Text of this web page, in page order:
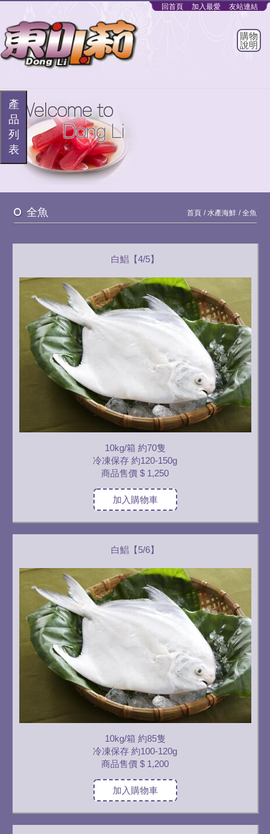
購物
說明
回首頁 加入最愛 友站連結
產
品
列
表
全魚 首頁 水產海鮮 全魚
白鯧【4/5】
10kg/箱 約70隻
冷凍保存 約120-150g
商品售價 $ 1,250
加入購物車
白鯧【5/6】
10kg/箱 約85隻
冷凍保存 約100-120g
商品售價 $ 1,200
加入購物車